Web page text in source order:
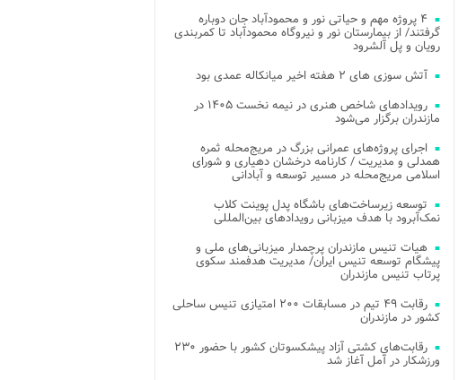
۴ پروژه مهم و حیاتی نور و محمودآباد جان دوباره
گرفتند/ از بیمارستان نور و نیروگاه محمودآباد تا کمربندی
رویان و پل آلشرود
آتش‌ سوزی‌ های ۲ هفته اخیر میانکاله عمدی بود
رویدادهای شاخص هنری در نیمه نخست ۱۴۰۵ در
مازندران برگزار می‌شود
اجرای پروژه‌های عمرانی بزرگ در مریج‌محله ثمره
همدلی و مدیریت / کارنامه درخشان دهیاری و شورای
اسلامی مریج‌محله در مسیر توسعه و آبادانی
توسعه زیرساخت‌های باشگاه پدل پوینت کلاب
نمک‌آبرود با هدف میزبانی رویدادهای بین‌المللی
هیات تنیس مازندران پرچمدار میزبانی‌های ملی و
پیشگام توسعه تنیس ایران/ مدیریت هدفمند سکوی
پرتاب تنیس مازندران
رقابت ۴۹ تیم در مسابقات ۲۰۰ امتیازی تنیس ساحلی
کشور در مازندران
رقابت‌های کشتی آزاد پیشکسوتان کشور با حضور ۲۳۰
ورزشکار در آمل آغاز شد